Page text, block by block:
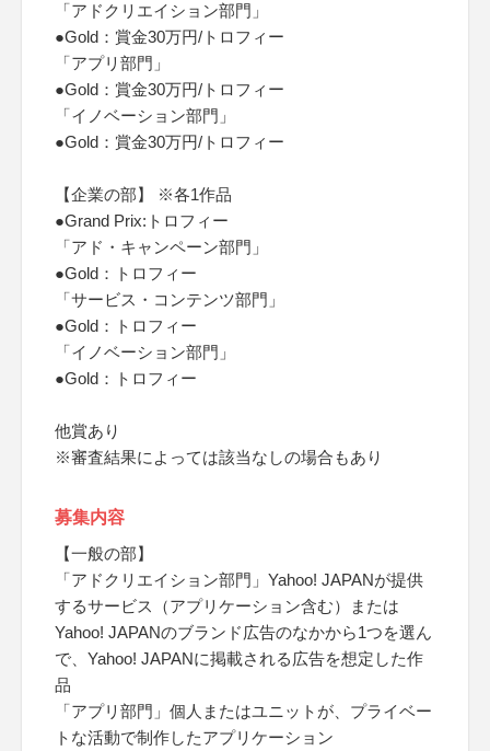
「アドクリエイション部門」
●Gold：賞金30万円/トロフィー
「アプリ部門」
●Gold：賞金30万円/トロフィー
「イノベーション部門」
●Gold：賞金30万円/トロフィー
【企業の部】 ※各1作品
●Grand Prix:トロフィー
「アド・キャンペーン部門」
●Gold：トロフィー
「サービス・コンテンツ部門」
●Gold：トロフィー
「イノベーション部門」
●Gold：トロフィー
他賞あり
※審査結果によっては該当なしの場合もあり
募集内容
【一般の部】
「アドクリエイション部門」Yahoo! JAPANが提供
するサービス（アプリケーション含む）または
Yahoo! JAPANのブランド広告のなかから1つを選ん
で、Yahoo! JAPANに掲載される広告を想定した作
品
「アプリ部門」個人またはユニットが、プライベー
トな活動で制作したアプリケーション